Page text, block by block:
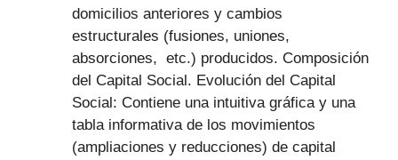
domicilios anteriores y cambios
estructurales (fusiones, uniones,
absorciones, etc.) producidos. Composición
del Capital Social. Evolución del Capital
Social: Contiene una intuitiva gráfica y una
tabla informativa de los movimientos
(ampliaciones y reducciones) de capital